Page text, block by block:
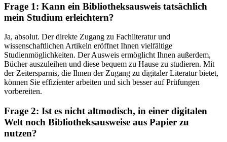
Frage 1: Kann ein Bibliotheksausweis tatsächlich
mein Studium erleichtern?
Ja, absolut. Der direkte Zugang zu Fachliteratur und
wissenschaftlichen Artikeln eröffnet Ihnen vielfältige
Studienmöglichkeiten. Der Ausweis ermöglicht Ihnen außerdem,
Bücher auszuleihen und diese bequem zu Hause zu studieren. Mit
der Zeitersparnis, die Ihnen der Zugang zu digitaler Literatur bietet,
können Sie effizienter arbeiten und sich besser auf Prüfungen
vorbereiten.
Frage 2: Ist es nicht altmodisch, in einer digitalen
Welt noch Bibliotheksausweise aus Papier zu
nutzen?